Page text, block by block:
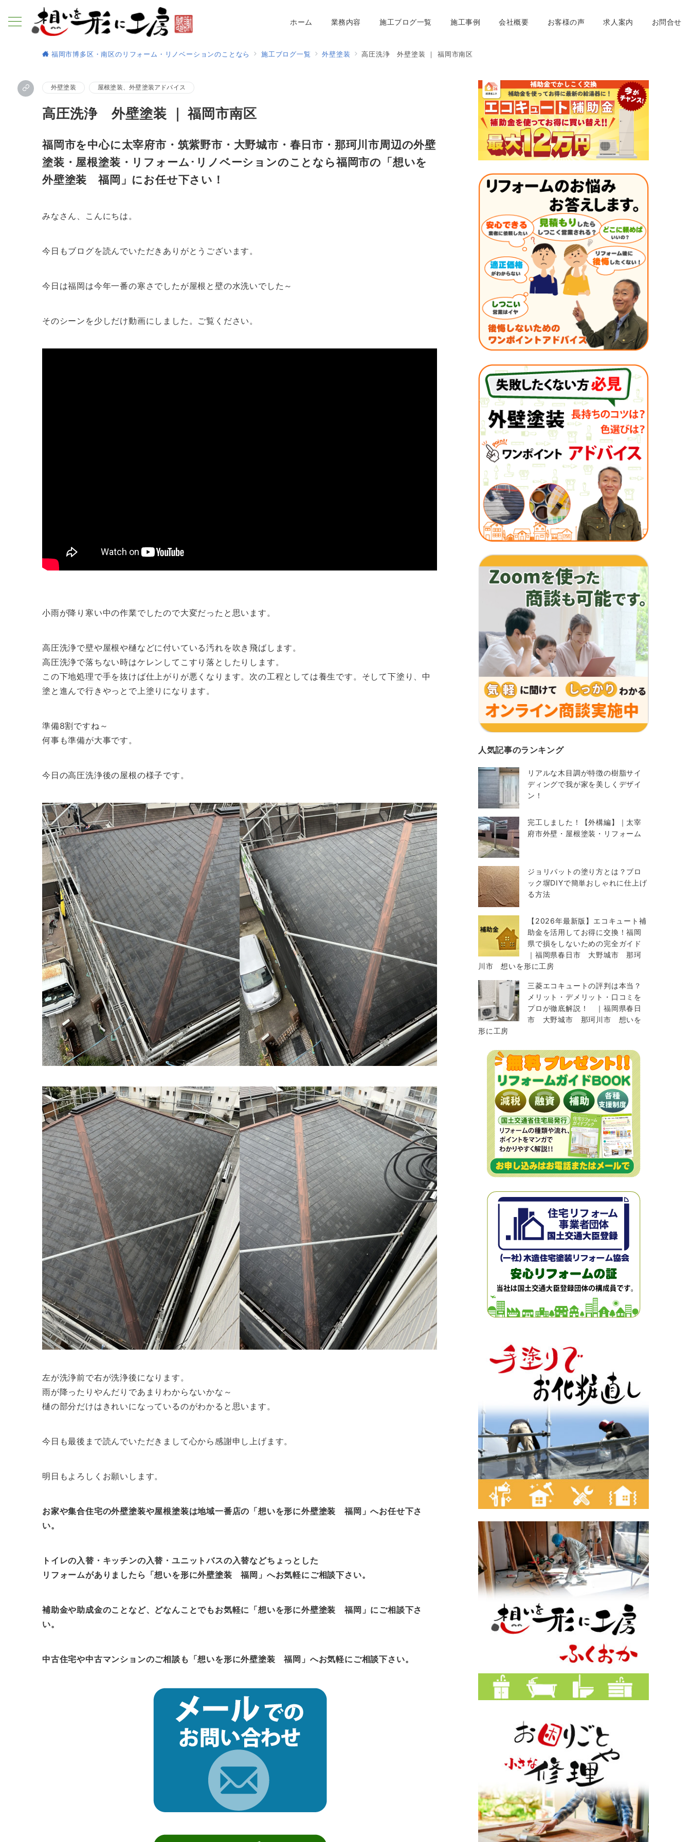
ホーム 業務内容 施工ブログ一覧 施工事例 会社概要 お客様の声 求人案内 お問合せ
福岡市博多区・南区のリフォーム・リノベーションのことなら 施工ブログ一覧 外壁塗装 高圧洗浄 外壁塗装 ｜ 福岡市南区
外壁塗装 屋根塗装、外壁塗装アドバイス
高圧洗浄 外壁塗装 ｜ 福岡市南区
福岡市を中心に太宰府市・筑紫野市・大野城市・春日市・ 那珂川市周辺の外壁
塗装・屋根塗装 ・ リフォーム･ リノベーションのことなら福岡市の「想いを
外壁塗装 福岡」にお任せ下さい！
みなさん、こんにちは。
今日もブログを読んでいただきありがとうございます。
今日は福岡は今年一番の寒さでしたが屋根と壁の水洗いでした～
そのシーンを少しだけ動画にしました。ご覧ください。
小雨が降り寒い中の作業でしたので大変だったと思います。
高圧洗浄で壁や屋根や樋などに付いている汚れを吹き飛ばします。
高圧洗浄で落ちない時はケレンしてこすり落としたりします。
この下地処理で手を抜けば仕上がりが悪くなります。次の工程としては養生です。そして下塗り、中
塗と進んで行きやっとで上塗りになります。
準備8割ですね～
何事も準備が大事です。
今日の高圧洗浄後の屋根の様子です。
左が洗浄前で右が洗浄後になります。
雨が降ったりやんだりであまりわからないかな～
樋の部分だけはきれいになっているのがわかると思います。
今日も最後まで読んでいただきまして心から感謝申し上げます。
明日もよろしくお願いします。
お家や集合住宅の外壁塗装や屋根塗装は地域一番店の「想いを形に外壁塗装 福岡」へお任せ下さ
い。
トイレの入替・キッチンの入替・ユニットバスの入替などちょっとした
リフォームがありましたら「想いを形に外壁塗装 福岡」へお気軽にご相談下さい。
補助金や助成金のことなど、どなんことでもお気軽に 「想いを形に外壁塗装 福岡」 にご相談下さ
い。
中古住宅や中古マンションのご相談も 「想いを形に外壁塗装 福岡」 へお気軽にご相談下さい。
人気記事のランキング
リアルな木目調が特徴の樹脂サイ
ディングで我が家を美しくデザイ
ン！
完工しました！【外構編】｜太宰
府市外壁・屋根塗装・リフォーム
ジョリパットの塗り方とは？ブロ
ック塀DIYで簡単おしゃれに仕上げ
る方法
【2026年最新版】エコキュート補
助金を活用してお得に交換！福岡
県で損をしないための完全ガイド
｜福岡県春日市 大野城市 那珂
川市 想いを形に工房
三菱エコキュートの評判は本当？
メリット・デメリット・口コミを
プロが徹底解説！ ｜福岡県春日
市 大野城市 那珂川市 想いを
形に工房